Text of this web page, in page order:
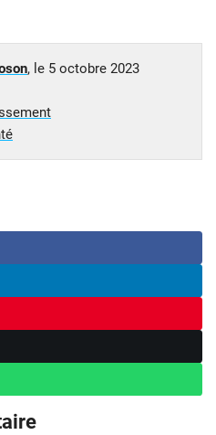
, le 5 octobre 2023